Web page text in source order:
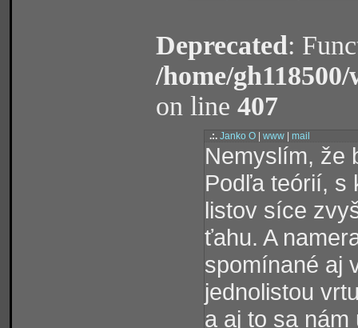
Deprecated:
/home/
on line 407
.:. Janko O www mail
Nemyslím, že
Podľa teórií, s
listov síce
ťahu. A
spomínané aj
jednolistou
a aj to sa